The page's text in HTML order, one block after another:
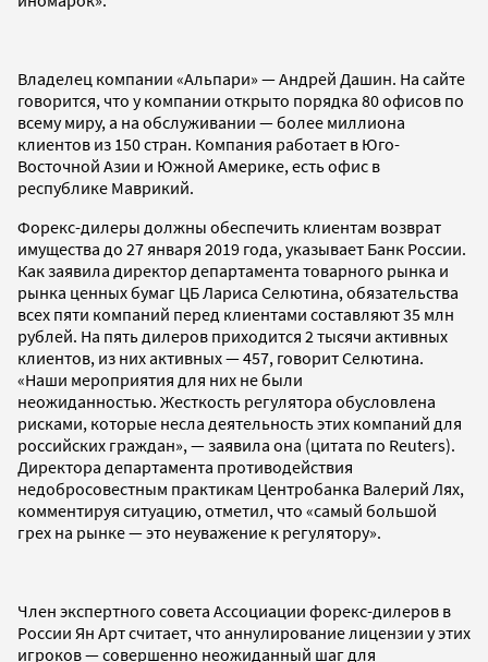
Владелец компании «Альпари» — Андрей Дашин. На сайте
говорится, что у компании открыто порядка 80 офисов по
всему миру, а на обслуживании — более миллиона
клиентов из 150 стран. Компания работает в Юго-
Восточной Азии и Южной Америке, есть офис в
республике Маврикий.
Форекс-дилеры должны обеспечить клиентам возврат
имущества до 27 января 2019 года, указывает Банк России.
Как заявила директор департамента товарного рынка и
рынка ценных бумаг ЦБ Лариса Селютина, обязательства
всех пяти компаний перед клиентами составляют 35 млн
рублей. На пять дилеров приходится 2 тысячи активных
клиентов, из них активных — 457, говорит Селютина.
«Наши мероприятия для них не были
неожиданностью. Жесткость регулятора обусловлена
рисками, которые несла деятельность этих компаний для
российских граждан», — заявила она (цитата по Reuters).
Директора департамента противодействия
недобросовестным практикам Центробанка Валерий Лях,
комментируя ситуацию, отметил, что «самый большой
грех на рынке — это неуважение к регулятору».
Член экспертного совета Ассоциации форекс-дилеров в
России Ян Арт считает, что аннулирование лицензии у этих
игроков — совершенно неожиданный шаг для